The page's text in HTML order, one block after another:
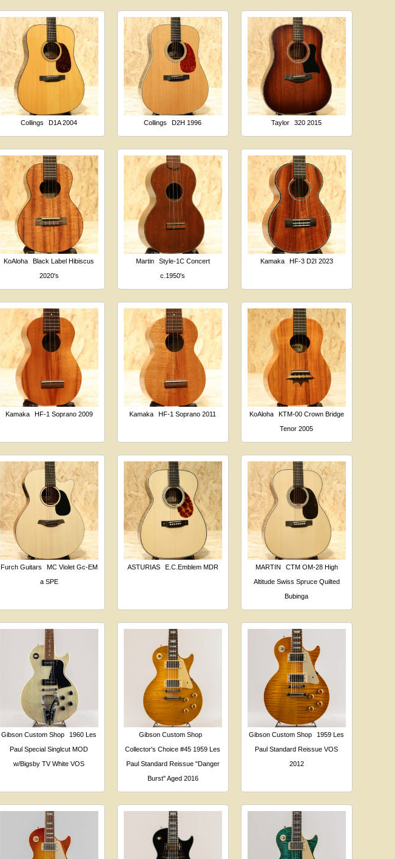
Collings D1A 2004 Collings D2H 1996 Taylor 320 2015
KoAloha
Black Label Hibiscus
2020's
Martin
Style-1C Concert
c.1950's
Kamaka HF-3 D2I 2023
Kamaka HF-1 Soprano 2009 Kamaka HF-1 Soprano 2011 KoAloha
KTM-00 Crown Bridge
Tenor 2005
Furch Guitars
MC Violet Gc-EM
a SPE
ASTURIAS E.C.Emblem MDR MARTIN
CTM OM-28 High
Altitude Swiss Spruce Quilted
Bubinga
Gibson Custom Shop
1960 Les
Paul Special Singlcut MOD
w/Bigsby TV White VOS
Gibson Custom Shop
Collector's Choice #45 1959 Les
Paul Standard Reissue "Danger
Burst" Aged 2016
Gibson Custom Shop
1959 Les
Paul Standard Reissue VOS
2012